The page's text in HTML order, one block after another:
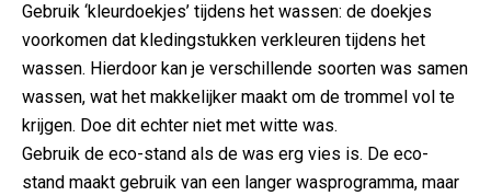
Gebruik ‘kleurdoekjes’ tijdens het wassen: de doekjes
voorkomen dat kledingstukken verkleuren tijdens het
wassen. Hierdoor kan je verschillende soorten was samen
wassen, wat het makkelijker maakt om de trommel vol te
krijgen. Doe dit echter niet met witte was.
Gebruik de eco-stand als de was erg vies is. De eco-
stand maakt gebruik van een langer wasprogramma, maar